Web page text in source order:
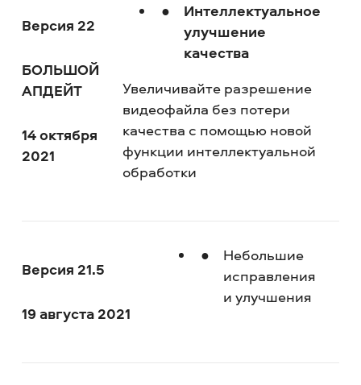
Версия 22
БОЛЬШОЙ
АПДЕЙТ
14 октября
2021
Интеллектуальное
улучшение
качества
Увеличивайте разрешение
видеофайла без потери
качества с помощью новой
функции интеллектуальной
обработки
Версия 21.5
19 августа 2021
Небольшие
исправления
и улучшения